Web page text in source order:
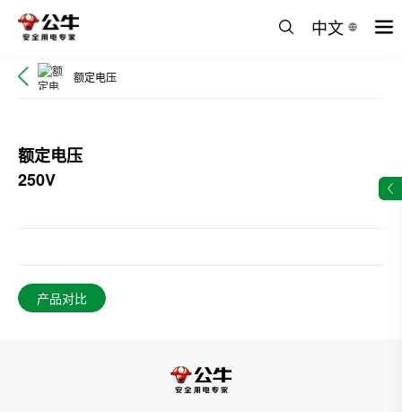
中文
额定电压
额定电压
250V
产品对比